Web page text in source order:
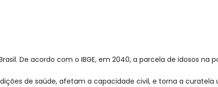
De acordo com o IBGE, em 2040, a parcela de idosos na
de saúde, afetam a capacidade civil, e torna a